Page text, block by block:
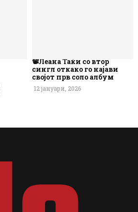
📽️Леана Таќи со втор
сингл откако го најави
својот прв соло албум
12 јануари, 2026